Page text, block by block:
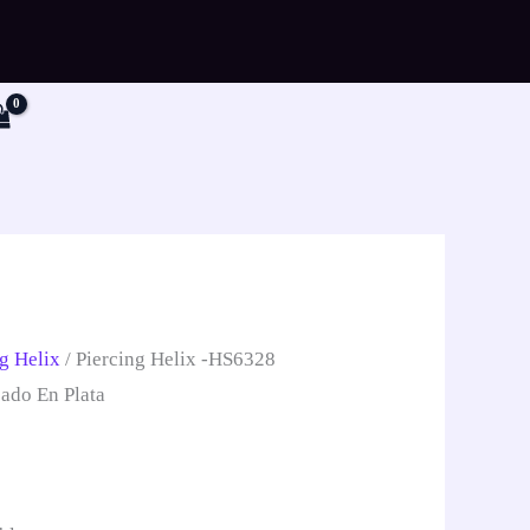
Helix / Piercing Helix -HS6328
En Plata